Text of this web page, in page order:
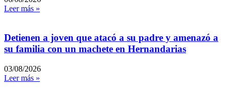
Leer más »
Detienen a joven que atacó a su padre y amenazó a
su familia con un machete en Hernandarias
03/08/2026
Leer más »